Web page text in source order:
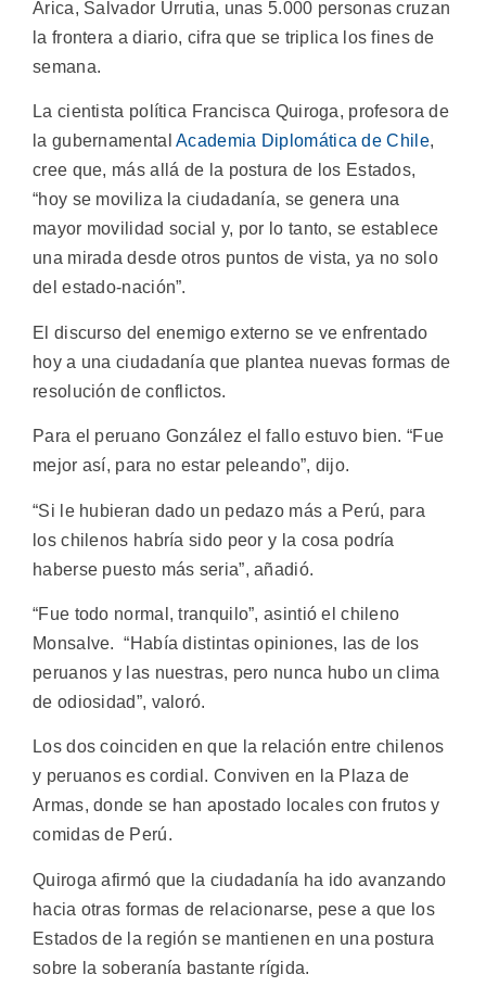
Arica, Salvador Urrutia, unas 5.000 personas cruzan
la frontera a diario, cifra que se triplica los fines de
semana.
La cientista política Francisca Quiroga, profesora de
la gubernamentalAcademia Diplomática de Chile,
cree que, más allá de la postura de los Estados,
“hoy se moviliza la ciudadanía, se genera una
mayor movilidad social y, por lo tanto, se establece
una mirada desde otros puntos de vista, ya no solo
del estado-nación”.
El discurso del enemigo externo se ve enfrentado
hoy a una ciudadanía que plantea nuevas formas de
resolución de conflictos.
Para el peruano González el fallo estuvo bien. “Fue
mejor así, para no estar peleando”, dijo.
“Si le hubieran dado un pedazo más a Perú, para
los chilenos habría sido peor y la cosa podría
haberse puesto más seria”, añadió.
“Fue todo normal, tranquilo”, asintió el chileno
Monsalve. “Había distintas opiniones, las de los
peruanos y las nuestras, pero nunca hubo un clima
de odiosidad”, valoró.
Los dos coinciden en que la relación entre chilenos
y peruanos es cordial. Conviven en la Plaza de
Armas, donde se han apostado locales con frutos y
comidas de Perú.
Quiroga afirmó que la ciudadanía ha ido avanzando
hacia otras formas de relacionarse, pese a que los
Estados de la región se mantienen en una postura
sobre la soberanía bastante rígida.